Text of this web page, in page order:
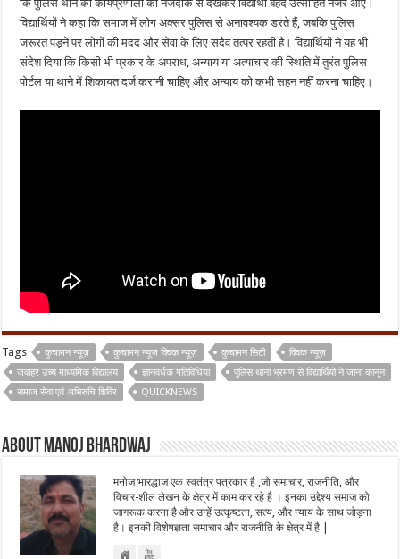
कि पुलिस थाने की कार्यप्रणाली को नजदीक से देखकर विद्यार्थी बेहद उत्साहित नजर आए।
विद्यार्थियों ने कहा कि समाज में लोग अक्सर पुलिस से अनावश्यक डरते हैं, जबकि पुलिस
जरूरत पड़ने पर लोगों की मदद और सेवा के लिए सदैव तत्पर रहती है। विद्यार्थियों ने यह भी
संदेश दिया कि किसी भी प्रकार के अपराध, अन्याय या अत्याचार की स्थिति में तुरंत पुलिस
पोर्टल या थाने में शिकायत दर्ज करानी चाहिए और अन्याय को कभी सहन नहीं करना चाहिए।
Tags कुचामन न्यूज़ कुचामन न्यूज़ क्विक न्यूज़ कुचामन सिटी
क्विक न्यूज़
जवाहर उच्य माध्यमिक विद्यालय
ज्ञानवर्धक गतिविधिया
पुलिस थाना भ्रमण से विद्यार्थियों ने जाना कानून
समाज सेवा एवं अभिरुचि शिविर
QUICKNEWS
About Manoj Bhardwaj
मनोज भारद्धाज एक स्वतंत्र पत्रकार है ,जो समाचार, राजनीति, और
विचार-शील लेखन के क्षेत्र में काम कर रहे है । इनका उद्देश्य समाज को
जागरूक करना है और उन्हें उत्कृष्टता, सत्य, और न्याय के साथ जोड़ना
है। इनकी विशेषज्ञता समाचार और राजनीति के क्षेत्र में है |